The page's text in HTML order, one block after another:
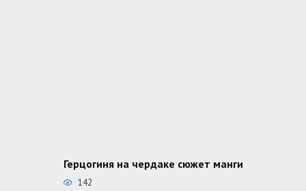
Герцогиня на чердаке сюжет манги
142